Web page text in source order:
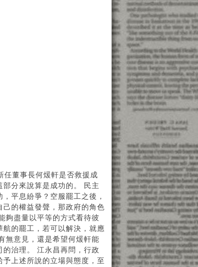
任董事長何煖軒是否救援成
分來說算是成功的。 民主
平息紛爭？空服罷工之後，
的權益發聲，那政府的角色
夠盡量以平等的方式看待彼
的罷工，若可以解決，就應
無意見，還是希望何煖軒能
治理。 江永昌再問，行政
上述所說的立場與態度，至